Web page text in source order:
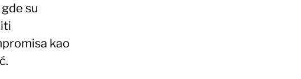
su
kao